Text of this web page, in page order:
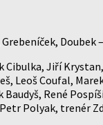
Doubek
Cibulka, Jiří
Leoš Coufal,
Baudyš, René
Polyak, trenér